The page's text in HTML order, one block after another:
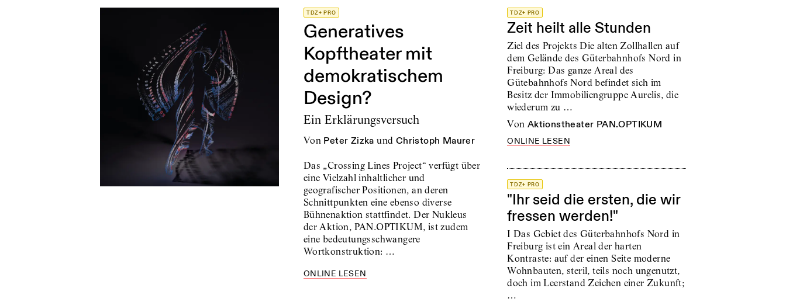
TDZ+ PRO
Generatives
Kopftheater mit
demokratischem
Design?
Ein Erklärungsversuch
von Peter Zizka und Christoph Maurer
Das „Crossing Lines Project“ verfügt über
eine Vielzahl inhaltlicher und
geografischer Positionen, an deren
Schnittpunkten eine ebenso diverse
Bühnenaktion stattfindet. Der Nukleus
der Aktion, PAN.OPTIKUM, ist zudem
eine bedeutungsschwangere
Wortkonstruktion: …
ONLINE LESEN
TDZ+ PRO
Zeit heilt alle Stunden
Ziel des Projekts Die alten Zollhallen auf
dem Gelände des Güterbahnhofs Nord in
Freiburg: Das ganze Areal des
Gütebahnhofs Nord befindet sich im
Besitz der Immobiliengruppe Aurelis, die
wiederum zu …
von Aktionstheater PAN.OPTIKUM
ONLINE LESEN
TDZ+ PRO
"Ihr seid die ersten, die wir
fressen werden!"
I Das Gebiet des Güterbahnhofs Nord in
Freiburg ist ein Areal der harten
Kontraste: auf der einen Seite moderne
Wohnbauten, steril, teils noch ungenutzt,
doch im Leerstand Zeichen einer Zukunft;
…